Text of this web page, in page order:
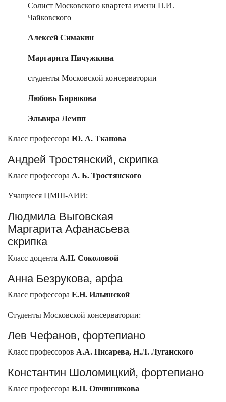
Солист Московского квартета имени П.И.
Чайковского
Алексей Симакин
Маргарита Пичужкина
студенты Московской консерватории
Любовь Бирюкова
Эльвира Лемпп
Класс профессора Ю. А. Тканова
Андрей Тростянский, скрипка
Класс профессора А. Б. Тростянского
Учащиеся ЦМШ-АИИ:
Людмила Выговская
Маргарита Афанасьева
скрипка
Класс доцента А.Н. Соколовой
Анна Безрукова, арфа
Класс профессора Е.Н. Ильинской
Студенты Московской консерватории:
Лев Чефанов, фортепиано
Класс профессоров А.А. Писарева, Н.Л. Луганского
Константин Шоломицкий, фортепиано
Класс профессора В.П. Овчинникова